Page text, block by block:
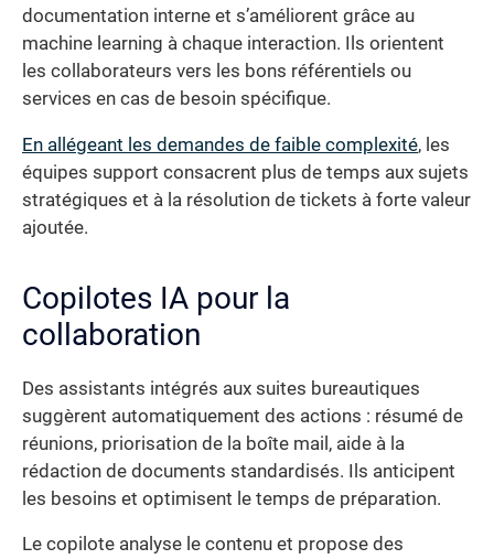
documentation interne et s’améliorent grâce au
machine learning à chaque interaction. Ils orientent
les collaborateurs vers les bons référentiels ou
services en cas de besoin spécifique.
En allégeant les demandes de faible complexité, les
équipes support consacrent plus de temps aux sujets
stratégiques et à la résolution de tickets à forte valeur
ajoutée.
Copilotes IA pour la
collaboration
Des assistants intégrés aux suites bureautiques
suggèrent automatiquement des actions : résumé de
réunions, priorisation de la boîte mail, aide à la
rédaction de documents standardisés. Ils anticipent
les besoins et optimisent le temps de préparation.
Le copilote analyse le contenu et propose des